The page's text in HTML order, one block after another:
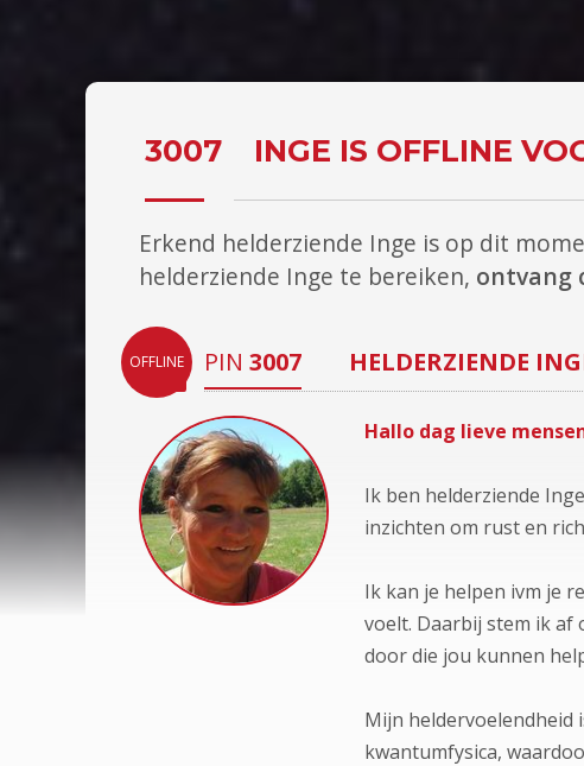
3007 INGE IS OFFLINE
Erkend helderziende Inge is op dit
helderziende Inge te bereiken, ontvang
OFFLINE PIN 3007 HELDERZIENDE
Hallo dag lieve
Ik ben helderziende
inzichten om rust en
Ik kan je helpen ivm je
voelt. Daarbij stem ik
door die jou kunnen
Mijn heldervoelendheid
kwantumfysica,